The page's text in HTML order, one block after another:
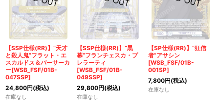
【SSP仕様(RR)】“天才
と殺人鬼”フラット・エ
スカルドス＆バーサーカ
ー[WSB_FSF/01B-
047SSP]
24,800円(税込)
在庫なし
【SSP仕様(RR)】“黒
幕”フランチェスカ・プ
レラーティ
[WSB_FSF/01B-
049SSP]
29,800円(税込)
在庫なし
【SP仕様(RR)】“狂信
者”アサシン
[WSB_FSF/01B-
001SP]
7,800円(税込)
在庫なし